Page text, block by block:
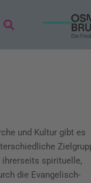
und Kultur gibt es
ihrerseits spirituelle,
die Evangelisch-